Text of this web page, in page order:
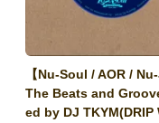
【Nu-Soul / AOR / Nu-
The Beats and
ed by DJ TKYM(DRIP